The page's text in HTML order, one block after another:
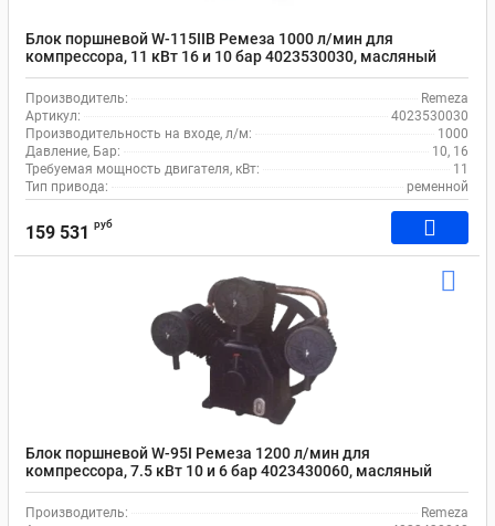
Блок поршневой W-115IIВ Ремеза 1000 л/мин для
компрессора, 11 кВт 16 и 10 бар 4023530030, масляный
Производитель:
Remeza
Артикул:
4023530030
Производительность на входе, л/м:
1000
Давление, Бар:
10, 16
Требуемая мощность двигателя, кВт:
11
Тип привода:
ременной
159 531 руб
Блок поршневой W-95I Ремеза 1200 л/мин для
компрессора, 7.5 кВт 10 и 6 бар 4023430060, масляный
Производитель:
Remeza